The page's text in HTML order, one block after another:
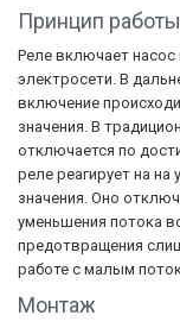
Принцип
Реле включает насос
электросети. В
включение
значения. В
отключается по
реле реагирует на
значения. Оно
уменьшения потока
предотвращения
работе с малым
Монтаж